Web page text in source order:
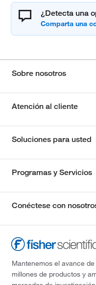
¿Detecta una
Sobre nosotros
Atención al cliente
Soluciones para usted
Programas y Servicios
Conéctese con
Mantenemos el avance
millones de productos y